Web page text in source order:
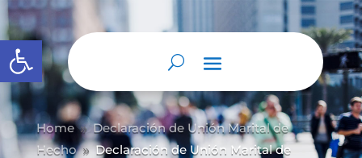
Abrir barra de herramientas
Home 9 Declaración de Unión Marital de
Hecho 9 Declaración de Unión Marital de